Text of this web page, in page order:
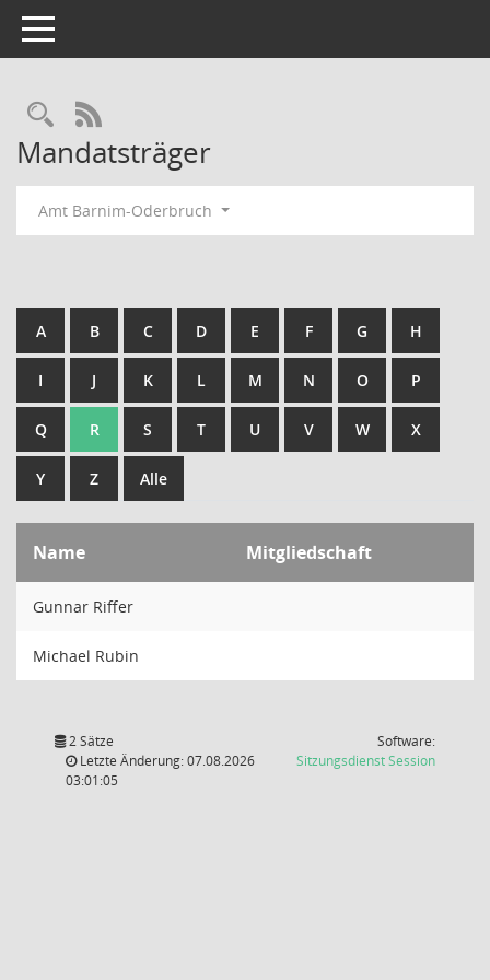
Toggle navigation
Rechercheauswahl
RSS-Feed
Mandatsträger
Amt Barnim-Oderbruch
A B C D E F G H
I J K L M N O P
Q R S T U V W X
Y Z Alle
Name Mitgliedschaft
Gunnar Riffer
Michael Rubin
2 Sätze
Letzte Änderung: 07.08.2026
03:01:05
Software:
SitzungsdienstSession(Wird in